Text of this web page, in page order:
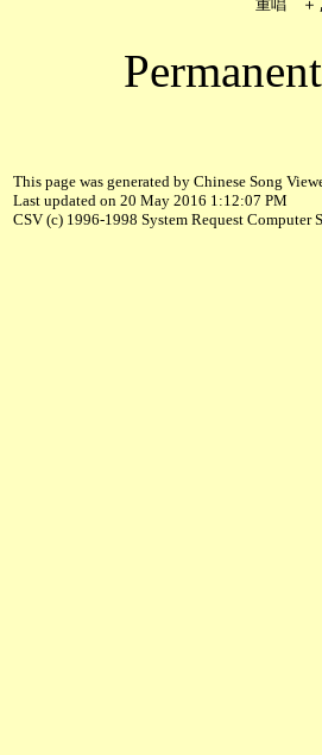
This page was generated by Chinese Song
Last updated on 20 May 2016 1:12:07 PM
CSV (c) 1996-1998 System Request Computer